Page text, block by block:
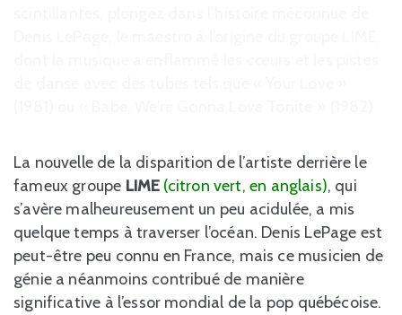
La nouvelle de la disparition de l’artiste derrière le
fameux groupe LIME (citron vert, en anglais), qui
s’avère malheureusement un peu acidulée, a mis
quelque temps à traverser l’océan. Denis LePage est
peut-être peu connu en France, mais ce musicien de
génie a néanmoins contribué de manière
significative à l’essor mondial de la pop québécoise.